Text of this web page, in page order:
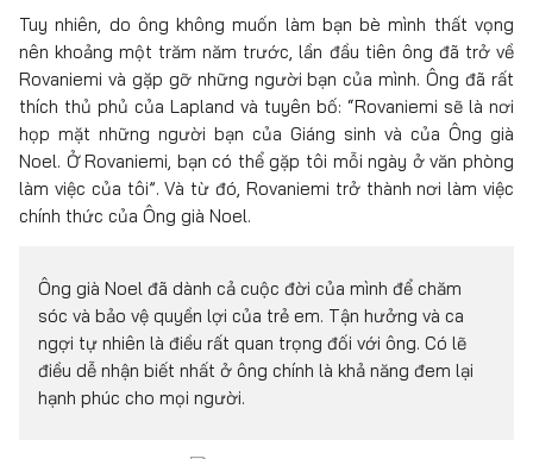
Tuy nhiên, do ông không muốn làm bạn bè mình thất vọng
nên khoảng một trăm năm trước, lần đầu tiên ông đã trở về
Rovaniemi và gặp gỡ những người bạn của mình. Ông đã rất
thích thủ phủ của Lapland và tuyên bố: “Rovaniemi sẽ là nơi
họp mặt những người bạn của Giáng sinh và của Ông già
Noel. Ở Rovaniemi, bạn có thể gặp tôi mỗi ngày ở văn phòng
làm việc của tôi”. Và từ đó, Rovaniemi trở thành nơi làm việc
chính thức của Ông già Noel.
Ông già Noel đã dành cả cuộc đời của mình để chăm
sóc và bảo vệ quyền lợi của trẻ em. Tận hưởng và ca
ngợi tự nhiên là điều rất quan trọng đối với ông. Có lẽ
điều dễ nhận biết nhất ở ông chính là khả năng đem lại
hạnh phúc cho mọi người.